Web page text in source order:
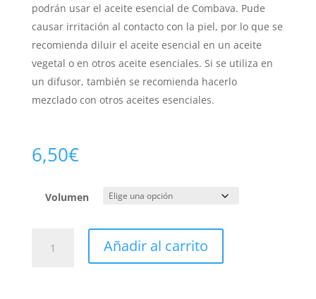
podrán usar el aceite esencial de Combava. Pude
causar irritación al contacto con la piel, por lo que se
recomienda diluir el aceite esencial en un aceite
vegetal o en otros aceite esenciales. Si se utiliza en
un difusor, también se recomienda hacerlo
mezclado con otros aceites esenciales.
6,50€
Volumen
Añadir al carrito